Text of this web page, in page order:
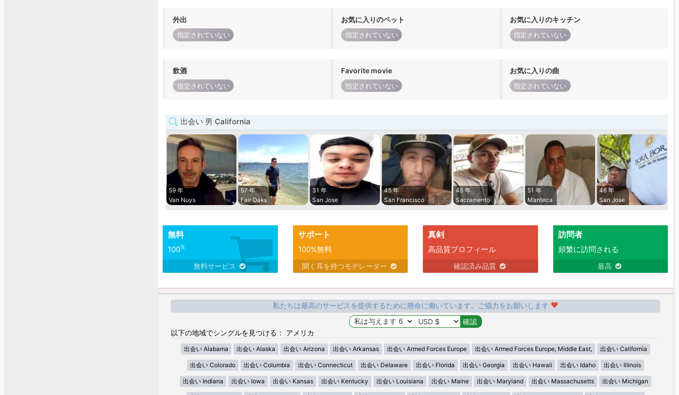
外出
指定されていない
お気に入りのペット
指定されていない
お気に入りのキッチン
指定されていない
飲酒
指定されていない
Favorite movie
指定されていない
お気に入りの曲
指定されていない
出会い 男 California
59 年
Van Nuys
57 年
Fair Oaks
31 年
San Jose
45 年
San Francisco
45 年
Sacramento
51 年
Manteca
46 年
San Jose
無料
100%
無料サービス
サポート
100%無料
聞く耳を持つモデレーター
真剣
高品質プロフィール
確認済み品質
訪問者
頻繁に訪問される
最高
私たちは最高のサービスを提供するために懸命に働いています。ご協力をお願いします
以下の地域でシングルを見つける： アメリカ
出会い Alabama 出会い Alaska 出会い Arizona 出会い Arkansas 出会い Armed Forces Europe 出会い Armed Forces Europe, Middle East, 出会い California
出会い Colorado 出会い Columbia 出会い Connecticut 出会い Delaware 出会い Florida 出会い Georgia 出会い Hawaii 出会い Idaho 出会い Illinois
出会い Indiana 出会い Iowa 出会い Kansas 出会い Kentucky 出会い Louisiana 出会い Maine 出会い Maryland 出会い Massachusetts 出会い Michigan